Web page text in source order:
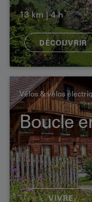
13 km | 4 h
DÉCOUVRIR
Vélos & vélos
Boucle
VIVRE